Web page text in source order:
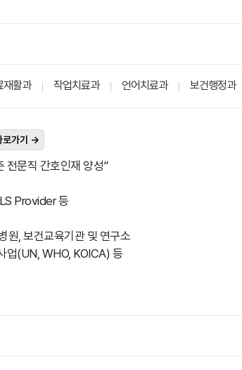
재활과 작업치료과 언어치료과 보건행정과
로가기 →
전문직 간호인재 양성”
Provider 등
원, 보건교육기관 및 연구소
업(UN, WHO, KOICA) 등